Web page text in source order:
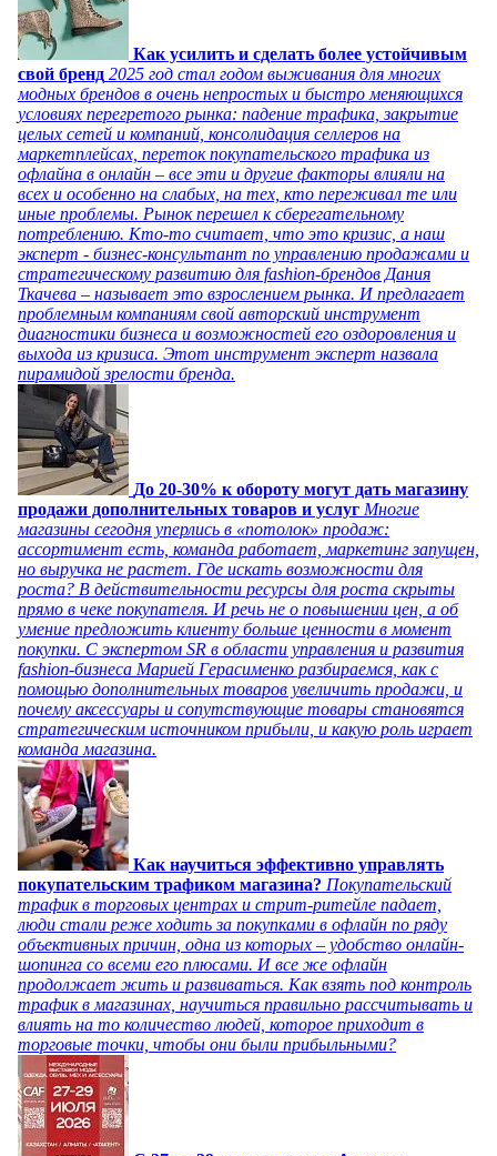
Как усилить и сделать более устойчивым
свой бренд 2025 год стал годом выживания для многих
модных брендов в очень непростых и быстро меняющихся
условиях перегретого рынка: падение трафика, закрытие
целых сетей и компаний, консолидация селлеров на
маркетплейсах, переток покупательского трафика из
офлайна в онлайн – все эти и другие факторы влияли на
всех и особенно на слабых, на тех, кто переживал те или
иные проблемы. Рынок перешел к сберегательному
потреблению. Кто-то считает, что это кризис, а наш
эксперт - бизнес-консультант по управлению продажами и
стратегическому развитию для fashion-брендов Дания
Ткачева – называет это взрослением рынка. И предлагает
проблемным компаниям свой авторский инструмент
диагностики бизнеса и возможностей его оздоровления и
выхода из кризиса. Этот инструмент эксперт назвала
пирамидой зрелости бренда.
До 20-30% к обороту могут дать магазину
продажи дополнительных товаров и услуг Многие
магазины сегодня уперлись в «потолок» продаж:
ассортимент есть, команда работает, маркетинг запущен,
но выручка не растет. Где искать возможности для
роста? В действительности ресурсы для роста скрыты
прямо в чеке покупателя. И речь не о повышении цен, а об
умение предложить клиенту больше ценности в момент
покупки. С экспертом SR в области управления и развития
fashion-бизнеса Марией Герасименко разбираемся, как с
помощью дополнительных товаров увеличить продажи, и
почему аксессуары и сопутствующие товары становятся
стратегическим источником прибыли, и какую роль играет
команда магазина.
Как научиться эффективно управлять
покупательским трафиком магазина? Покупательский
трафик в торговых центрах и стрит-ритейле падает,
люди стали реже ходить за покупками в офлайн по ряду
объективных причин, одна из которых – удобство онлайн-
шопинга со всеми его плюсами. И все же офлайн
продолжает жить и развиваться. Как взять под контроль
трафик в магазинах, научиться правильно рассчитывать и
влиять на то количество людей, которое приходит в
торговые точки, чтобы они были прибыльными?